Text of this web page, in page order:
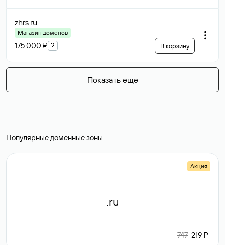
zhrs.ru
Магазин доменов
175 000 ₽ ? В корзину
Показать еще
Популярные доменные зоны
Акция
.ru
747 219 ₽